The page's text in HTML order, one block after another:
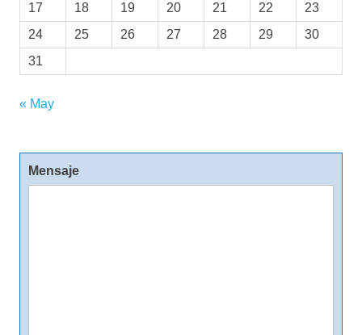
17
18 19 20 21 22
23
24
25 26 27 28 29
30
31
« May
Mensaje